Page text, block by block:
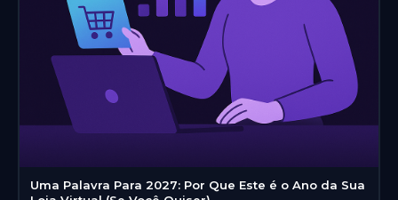
Uma Palavra Para 2027: Por Que Este é o Ano da Sua